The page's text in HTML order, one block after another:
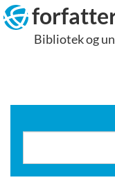
Hop
til
indholdBibliotek og